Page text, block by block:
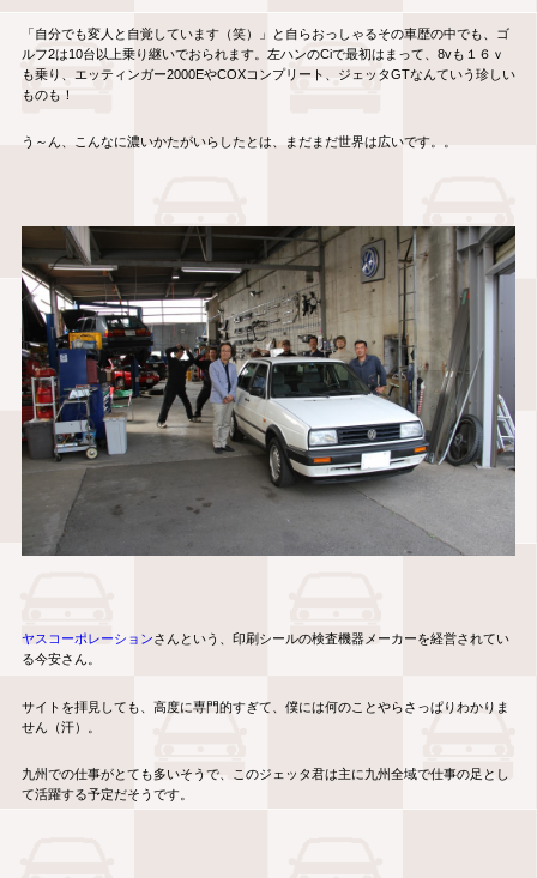
「自分でも変人と自覚しています（笑）」と自らおっしゃるその車歴の中でも、ゴ
ルフ2は10台以上乗り継いでおられます。左ハンのCiで最初はまって、8vも１６ｖ
も乗り、エッティンガー2000EやCOXコンプリート、ジェッタGTなんていう珍しい
ものも！
う～ん、こんなに濃いかたがいらしたとは、まだまだ世界は広いです。。
ヤスコーポレーションさんという、印刷シールの検査機器メーカーを経営されてい
る今安さん。
サイトを拝見しても、高度に専門的すぎて、僕には何のことやらさっぱりわかりま
せん（汗）。
九州での仕事がとても多いそうで、このジェッタ君は主に九州全域で仕事の足とし
て活躍する予定だそうです。